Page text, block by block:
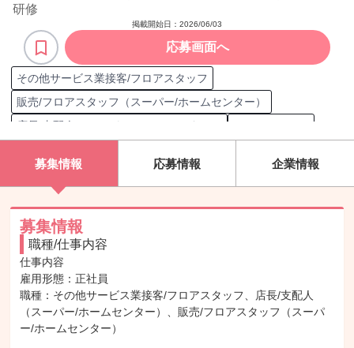
研修
掲載開始日： 2026/06/03
応募画面へ
その他サービス業接客/フロアスタッフ
販売/フロアスタッフ（スーパー/ホームセンター）
店長/支配人（スーパー/ホームセンター）
Google Calendar
Google Docs
Google Spreadsheet
Google Slides
日商簿記 3級
食品衛生管理者
鮮魚士1級
専門調理師・調理技能士
鮮魚士3級
パン製造技能士1級
パン製造技能士2級
パン製造技能士特級
専門調理師調理技能士
普通自動車第一種運転免許
募集情報 応募情報 企業情報
募集情報
職種/仕事内容
仕事内容
雇用形態：正社員
職種：その他サービス業接客/フロアスタッフ、店長/支配人
（スーパー/ホームセンター）、販売/フロアスタッフ（スーパ
ー/ホームセンター）